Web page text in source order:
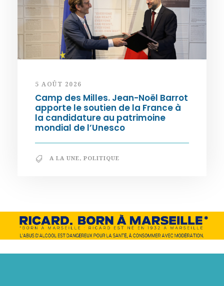
5 AOÛT 2026
Camp des Milles. Jean-Noël Barrot
apporte le soutien de la France à
la candidature au patrimoine
mondial de l’Unesco
A LA UNE, POLITIQUE